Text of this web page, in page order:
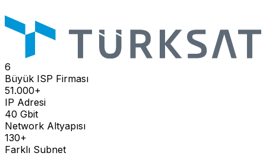
6
Büyük ISP Firması
51.000+
IP Adresi
40 Gbit
Network Altyapısı
130+
Farklı Subnet